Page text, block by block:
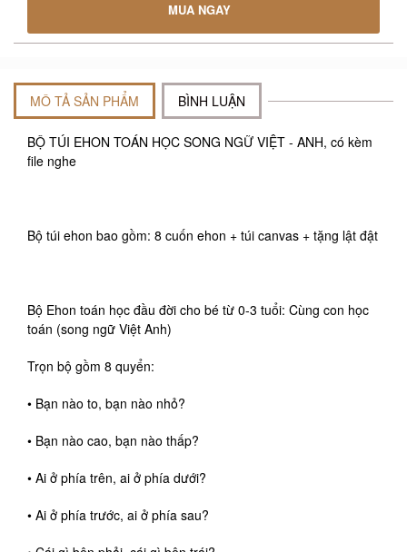
MUA NGAY
MÔ TẢ SẢN PHẨM BÌNH LUẬN
BỘ TÚI EHON TOÁN HỌC SONG NGỮ VIỆT - ANH, có kèm
file nghe
Bộ túi ehon bao gồm: 8 cuốn ehon + túi canvas + tặng lật đật
Bộ Ehon toán học đầu đời cho bé từ 0-3 tuổi: Cùng con học
toán (song ngữ Việt Anh)
Trọn bộ gồm 8 quyển:
• Bạn nào to, bạn nào nhỏ?
• Bạn nào cao, bạn nào thấp?
• Ai ở phía trên, ai ở phía dưới?
• Ai ở phía trước, ai ở phía sau?